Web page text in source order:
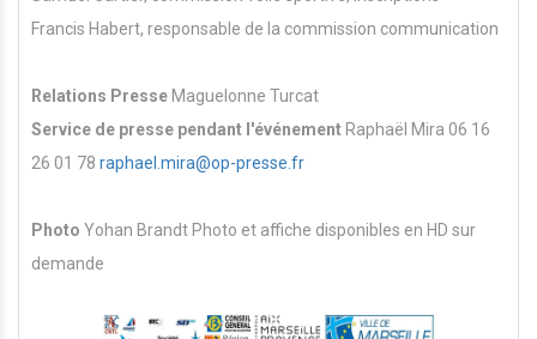
Francis Habert, responsable de la commission communication
Relations Presse Maguelonne Turcat
Service de presse pendant l'événement Raphaël Mira 06 16
26 01 78 raphael.mira@op-presse.fr
Photo Yohan Brandt Photo et affiche disponibles en HD sur
demande